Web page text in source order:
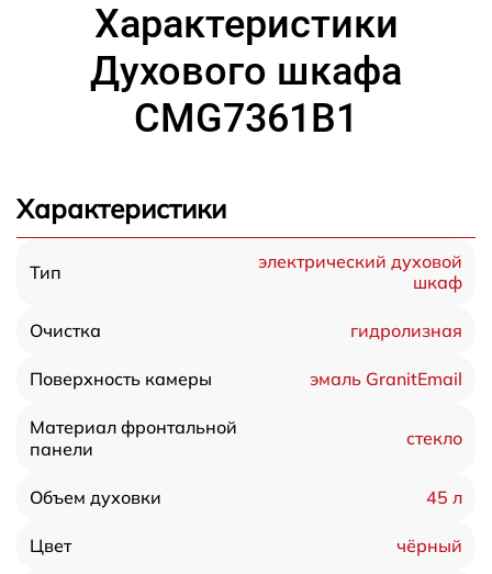
Характеристики
Духового шкафа
CMG7361B1
Характеристики
Тип
электрический духовой
шкаф
Очистка гидролизная
Поверхность камеры эмаль GranitEmail
Материал фронтальной
панели
стекло
Объем духовки 45 л
Цвет чёрный